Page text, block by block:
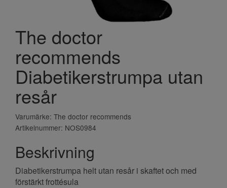
The doctor
recommends
Diabetikerstrumpa utan
resår
Varumärke: The doctor recommends
Artikelnummer: NOS0984
Beskrivning
Diabetikerstrumpa helt utan resår i skaftet och med
förstärkt frottésula